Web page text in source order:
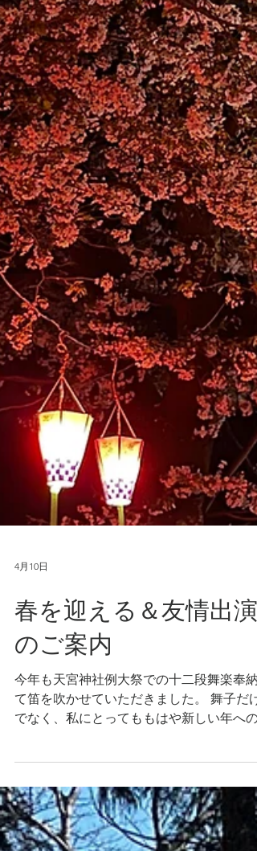
4月10日
春を迎える＆友情出演
のご案内
今年も天宮神社例大祭での十二段舞楽奉納
でなく、私にとってももはや新しい年への
とができて、あちらは冬の終わりを告げる
うでした。 神楽から田楽そして舞楽へと、
冬から春にかけて行われる奉納舞を観てい